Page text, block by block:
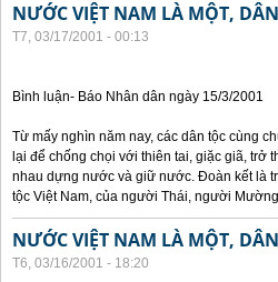
NƯỚC VIỆT NAM LÀ MỘT,
T7, 03/17/2001 - 00:13
Bình luận- Báo Nhân dân ngày 15/3/2001
Từ mấy nghìn năm nay, các dân tộc cùng
lại để chống chọi với thiên tai, giặc giã, trở
nhau dựng nước và giữ nước. Đoàn kết là
tộc Việt Nam, của người Thái, người
NƯỚC VIỆT NAM LÀ MỘT,
T6, 03/16/2001 - 18:20